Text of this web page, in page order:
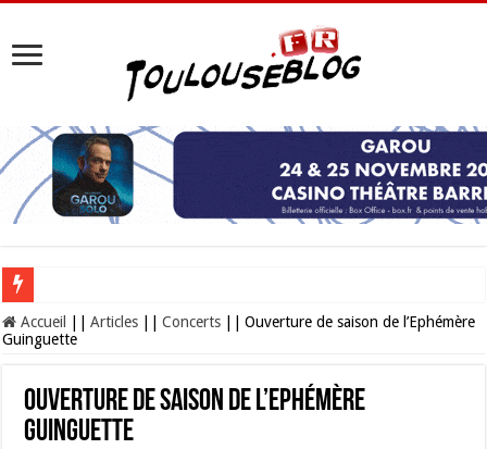
Les Nocturnes de la Cité de l’espace 2026 : l’événement incontournable de
Accueil Articles Concerts
Ouverture de saison de l’Ephémère
Guinguette
Ouverture de saison de l’Ephémère
Guinguette